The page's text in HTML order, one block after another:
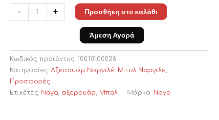
- + Προσθήκη στο καλάθι
Άμεση Αγορά
Κωδικός προϊόντος: 100.101.00028
Κατηγορίες: Αξεσουάρ Ναργιλέ, Μπολ Ναργιλέ,
Προσφορές
Ετικέτες: Naya, αξερουάρ, Μπολ Μάρκα: Naya